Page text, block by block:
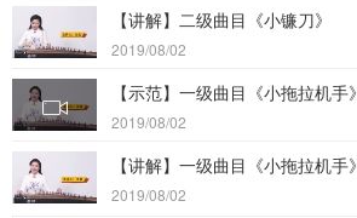
【讲解】二级曲目《小镰刀》
2019/08/02
【示范】一级曲目《小拖拉机手》
2019/08/02
【讲解】一级曲目《小拖拉机手》
2019/08/02